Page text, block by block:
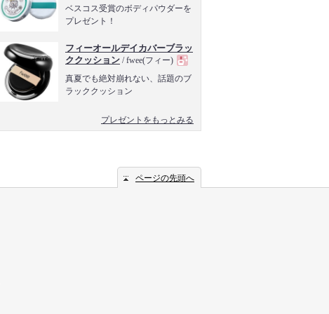
現
ベスコス受賞のボディパウダーを
プレゼント！
フィーオールデイカバーブラッ
ククッション / fwee(フィー)
現
真夏でも絶対崩れない、話題のブ
ラッククッション
プレゼントをもっとみる
ページの先頭へ